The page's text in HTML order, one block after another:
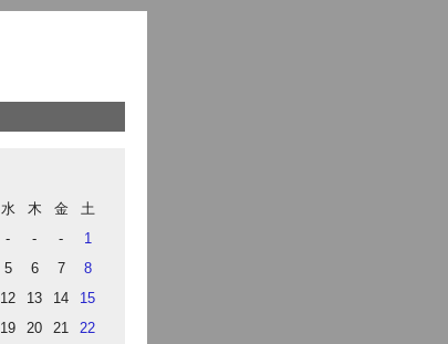
水 木 金
土
- - -
1
5 6 7
8
12 13 14
15
19 20 21
22